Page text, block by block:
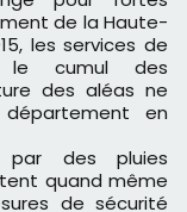
de la Haute-
les services de
le cumul des
des aléas ne
en
par des pluies
quand même
de sécurité